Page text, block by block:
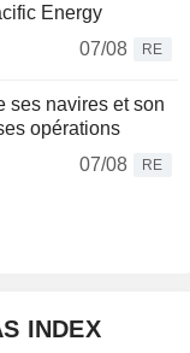
Energy
07/08
RE
ses navires et son
opérations
07/08
RE
INDEX